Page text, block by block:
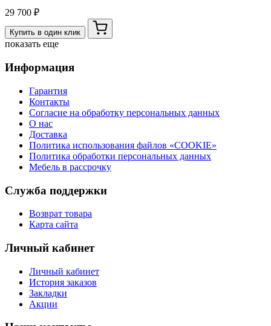
29 700 ₽
Купить в один клик
показать еще
Информация
Гарантия
Контакты
Согласие на обработку персональных данных
О нас
Доставка
Политика использования файлов «COOKIE»
Политика обработки персональных данных
Мебель в рассрочку
Служба поддержки
Возврат товара
Карта сайта
Личный кабинет
Личный кабинет
История заказов
Закладки
Акции